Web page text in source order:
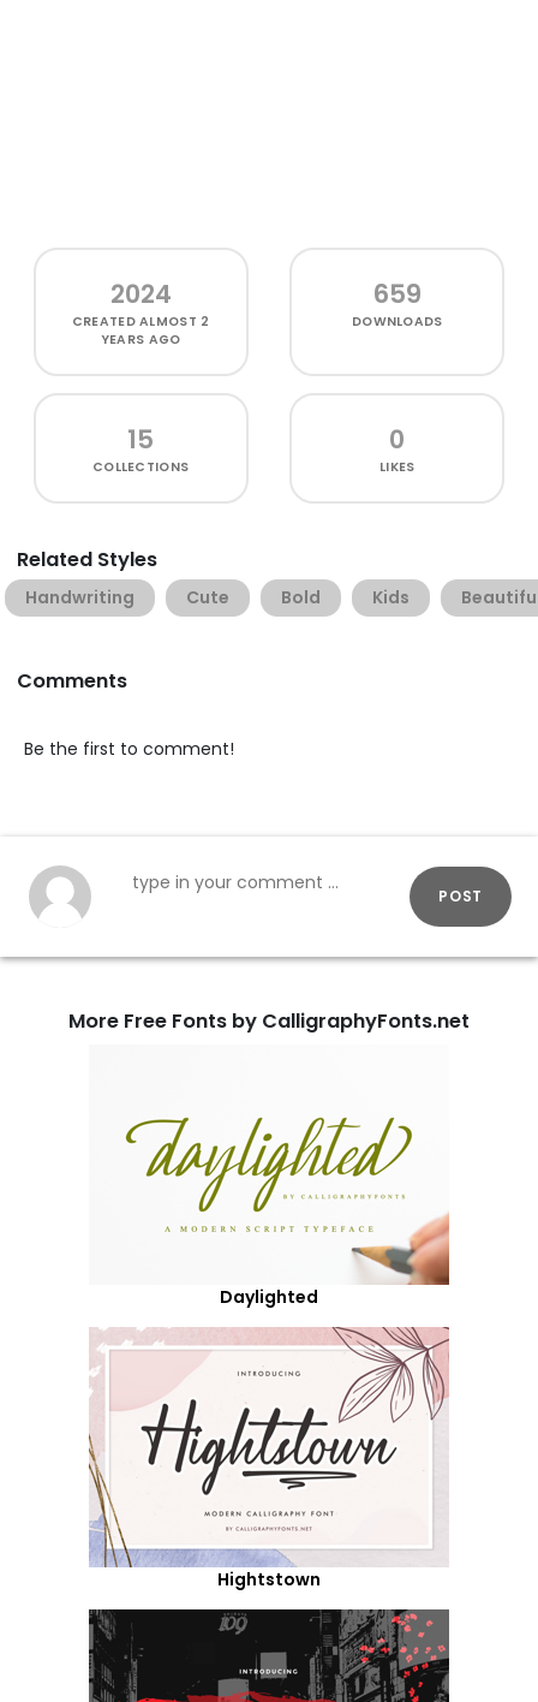
2024
CREATEDALMOST 2
YEARS AGO
659
DOWNLOADS
15
COLLECTIONS
0
LIKES
Related Styles
Handwriting Cute Bold Kids
Comments
Be the first to comment!
POST
More Free Fonts by CalligraphyFonts.net
Daylighted
Hightstown